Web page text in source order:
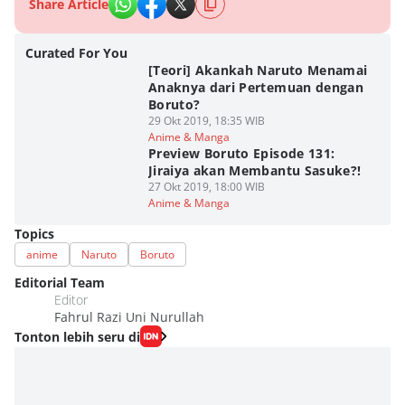
Share Article
Curated For You
[Teori] Akankah Naruto Menamai
Anaknya dari Pertemuan dengan
Boruto?
29 Okt 2019, 18:35 WIB
Anime & Manga
Preview Boruto Episode 131:
Jiraiya akan Membantu Sasuke?!
27 Okt 2019, 18:00 WIB
Anime & Manga
Topics
anime Naruto Boruto
Editorial Team
Editor
Fahrul Razi Uni Nurullah
Tonton lebih seru di